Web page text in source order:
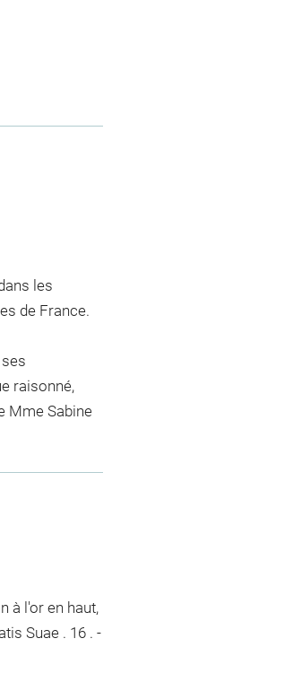
les
de France.
raisonné,
Mme Sabine
à l'or en haut,
Suae . 16 . -